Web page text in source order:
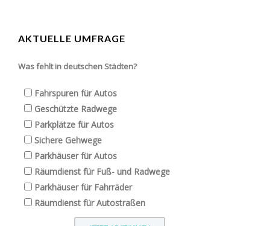
AKTUELLE UMFRAGE
Was fehlt in deutschen Städten?
Fahrspuren für Autos
Geschützte Radwege
Parkplätze für Autos
Sichere Gehwege
Parkhäuser für Autos
Räumdienst für Fuß- und Radwege
Parkhäuser für Fahrräder
Räumdienst für Autostraßen